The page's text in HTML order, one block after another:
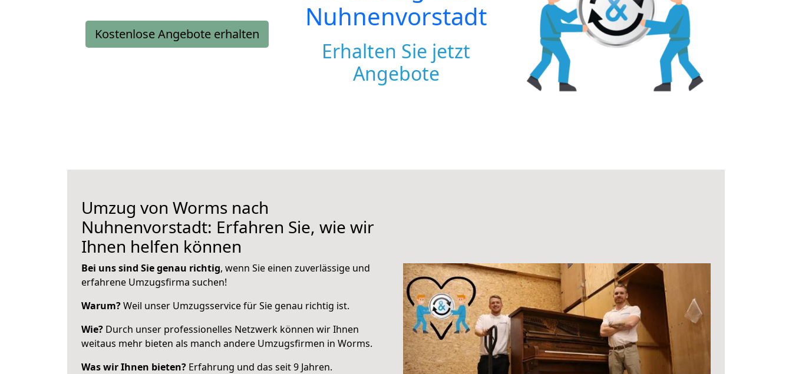
Kostenlose Angebote erhalten
Nuhnenvorstadt
Erhalten Sie jetzt
Angebote
Umzug von Worms nach
Nuhnenvorstadt: Erfahren Sie, wie wir
Ihnen helfen können
Bei uns sind Sie genau richtig, wenn Sie einen zuverlässige und
erfahrene Umzugsfirma suchen!
Warum?Weil unser Umzugsservice für Sie genau richtig ist.
Wie? Durch unser professionelles Netzwerk können wir Ihnen
weitaus mehr bieten als manch andere Umzugsfirmen in Worms.
Was wir Ihnen bieten? Erfahrung und das seit 9 Jahren.